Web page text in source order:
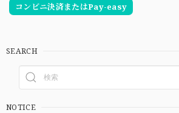
コンビニ決済またはPay-easy
SEARCH
NOTICE